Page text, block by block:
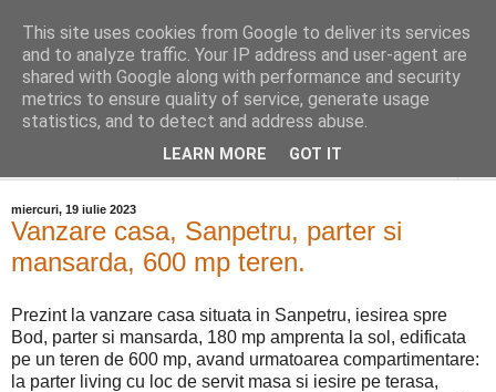
Distinct Imobiliare
Adrian Cocis 0742 129 909 ; Vasile Baciu 0768 440 185
miercuri, 19 iulie 2023
Vanzare casa, Sanpetru, parter si
mansarda, 600 mp teren.
Prezint la vanzare casa situata in Sanpetru, iesirea spre
Bod, parter si mansarda, 180 mp amprenta la sol, edificata
pe un teren de 600 mp, avand urmatoarea compartimentare:
la parter living cu loc de servit masa si iesire pe terasa,
This site uses cookies from Google to deliver its services
and to analyze traffic. Your IP address and user-agent are
shared with Google along with performance and security
metrics to ensure quality of service, generate usage
statistics, and to detect and address abuse.
LEARN MORE GOT IT